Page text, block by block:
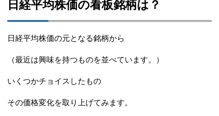
日経平均株価の看板銘柄は？
日経平均株価の元となる銘柄から
（最近は興味を持つものを並べています。）
いくつかチョイスしたもの
その価格変化を取り上げてみます。